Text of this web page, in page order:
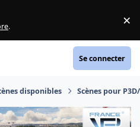
. ×
Se connecter
disponibles Scènes pour